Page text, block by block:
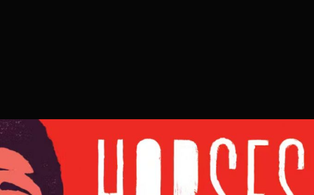
Horses